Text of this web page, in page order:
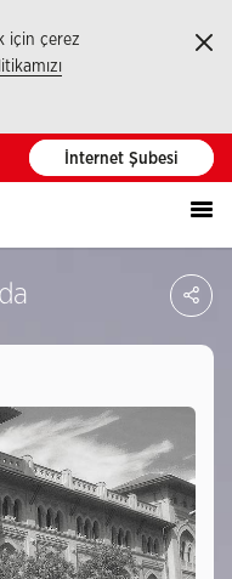
için çerez
İnternet Şubesi